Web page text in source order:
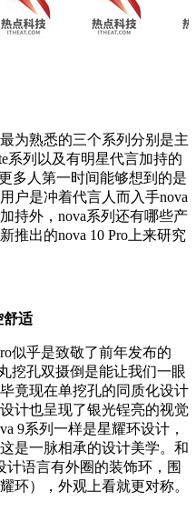
为熟悉的三个系列分别是主
系列以及有明星代言加持的
多人第一时间能够想到的是
户是冲着代言人而入手nova
持外，nova系列还有哪些产
推出的nova 10 Pro上来研究
舒适
似乎是致敬了前年发布的
挖孔双摄倒是能让我们一眼
竟现在单挖孔的同质化设计
计也呈现了银光锃亮的视觉
9系列一样是星耀环设计，
是一脉相承的设计美学。和
计语言有外圈的装饰环，围
环），外观上看就更对称。